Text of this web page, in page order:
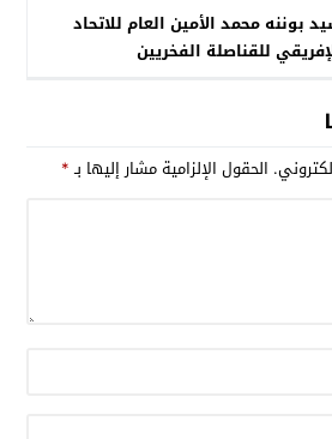
بوننه محمد الأمين العام للاتحاد
للقناصلة الفخريين
الحقول الإلزامية مشار إليها بـ*